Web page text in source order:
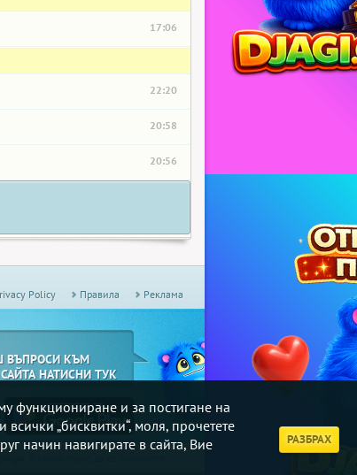
17:06
22:20
20:58
20:56
функциониране и за постигане на
„бисквитки“, моля, прочетете
начин навигирате в сайта, Вие
РАЗБРАХ
Policy Правила Реклама
ВЪПРОСИ КЪМ
НАТИСНИ ТУК